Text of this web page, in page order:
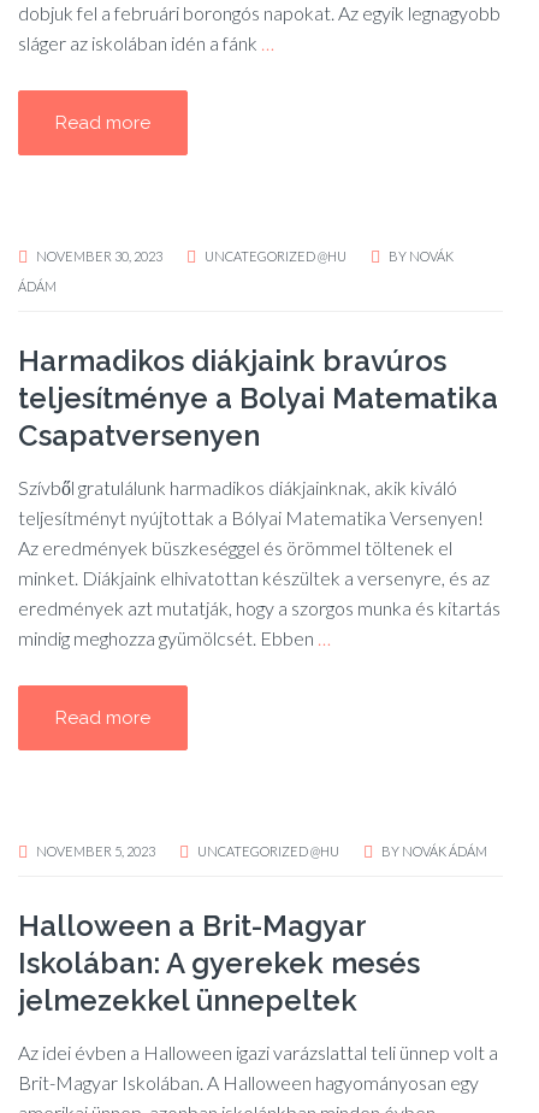
dobjuk fel a februári borongós napokat. Az egyik legnagyobb
sláger az iskolában idén a fánk …
Read more
NOVEMBER 30, 2023 UNCATEGORIZED @HU BY NOVÁK
ÁDÁM
Harmadikos diákjaink bravúros
teljesítménye a Bolyai Matematika
Csapatversenyen
Szívből gratulálunk harmadikos diákjainknak, akik kiváló
teljesítményt nyújtottak a Bólyai Matematika Versenyen!
Az eredmények büszkeséggel és örömmel töltenek el
minket. Diákjaink elhivatottan készültek a versenyre, és az
eredmények azt mutatják, hogy a szorgos munka és kitartás
mindig meghozza gyümölcsét. Ebben …
Read more
NOVEMBER 5, 2023 UNCATEGORIZED @HU BY NOVÁK ÁDÁM
Halloween a Brit-Magyar
Iskolában: A gyerekek mesés
jelmezekkel ünnepeltek
Az idei évben a Halloween igazi varázslattal teli ünnep volt a
Brit-Magyar Iskolában. A Halloween hagyományosan egy